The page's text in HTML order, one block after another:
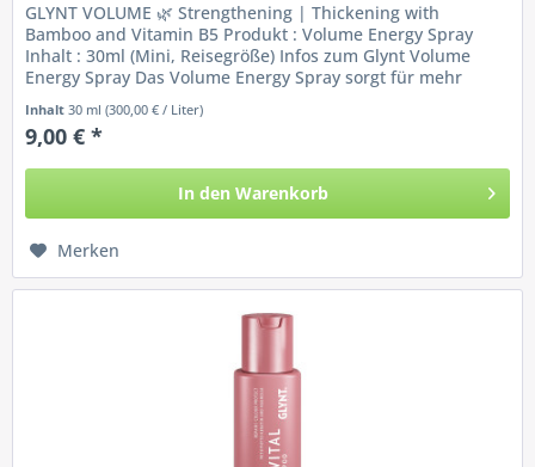
GLYNT VOLUME 🌿 Strengthening | Thickening with
Bamboo and Vitamin B5 Produkt : Volume Energy Spray
Inhalt : 30ml (Mini, Reisegröße) Infos zum Glynt Volume
Energy Spray Das Volume Energy Spray sorgt für mehr
Power in feinen devitalen bzw....
Inhalt30 ml(300,00 € / Liter)
9,00 € *
In den Warenkorb
Merken